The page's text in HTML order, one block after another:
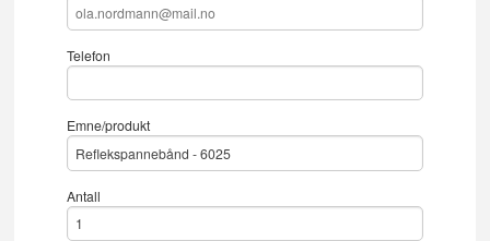
Telefon
Emne/produkt
Antall